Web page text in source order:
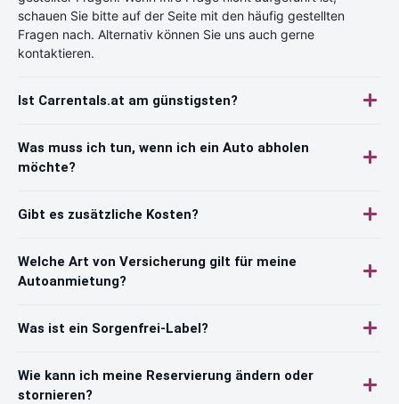
schauen Sie bitte auf der Seite mit den häufig gestellten
Fragen nach. Alternativ können Sie uns auch gerne
kontaktieren.
Ist Carrentals.at am günstigsten?
Was muss ich tun, wenn ich ein Auto abholen
möchte?
Gibt es zusätzliche Kosten?
Welche Art von Versicherung gilt für meine
Autoanmietung?
Was ist ein Sorgenfrei-Label?
Wie kann ich meine Reservierung ändern oder
stornieren?